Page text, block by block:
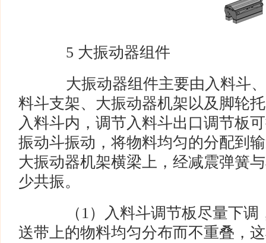
5 大振动器组件
大振动器组件主要由入料斗、
料斗支架、大振动器机架以及脚轮
入料斗内，调节入料斗出口调节板
振动斗振动，将物料均匀的分配到
大振动器机架横梁上，经减震弹簧
少共振。
（1）入料斗调节板尽量下调
送带上的物料均匀分布而不重叠，